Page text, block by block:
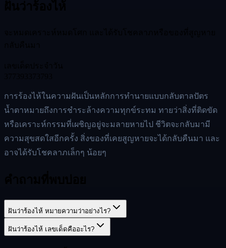
การร้องไห้ในความฝันเป็นหลักการทำนายแบบกลับตาลปัตร
น้ำตาหมายถึงการชำระล้างความทุกข์ระทม ทายว่าสิ่งที่ติดขัด
หรือเคราะห์กรรมที่เผชิญอยู่จะมลายหายไป ชีวิตจะกลับมามี
ความสุขสดใสอีกครั้ง สิ่งของที่เคยสูญหายจะได้กลับคืนมา และ
อาจได้รับโชคลาภเล็กๆ น้อยๆ
ฝันว่าร้องไห้ หมายความว่าอย่างไร?
ฝันว่าร้องไห้ เลขเด็ดคืออะไร?